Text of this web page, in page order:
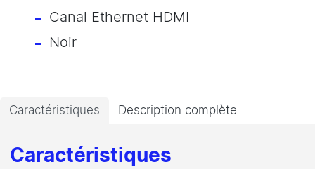
Canal Ethernet HDMI
Noir
Caractéristiques Description complète
Caractéristiques